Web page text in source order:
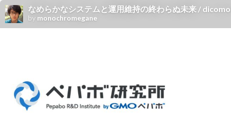
なめらかなシステムと運用維持の終わらぬ未来 /
by monochromegane